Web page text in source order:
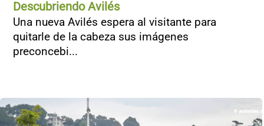
Descubriendo Avilés
Una nueva Avilés espera al visitante para
quitarle de la cabeza sus imágenes
preconcebi...